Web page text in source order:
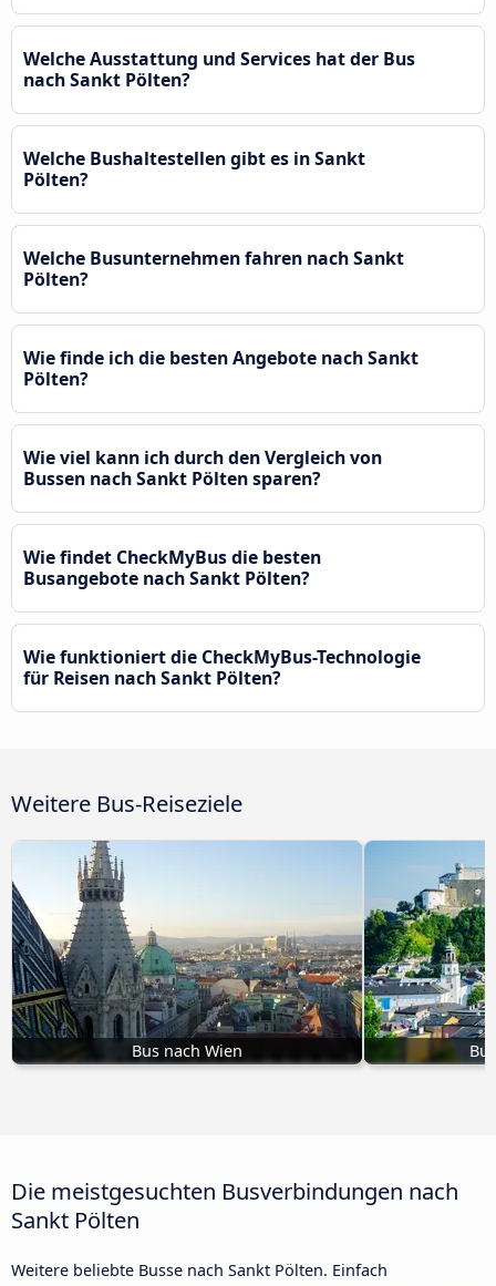
Welche Ausstattung und Services hat der Bus
nach Sankt Pölten?
Welche Bushaltestellen gibt es in Sankt
Pölten?
Welche Busunternehmen fahren nach Sankt
Pölten?
Wie finde ich die besten Angebote nach Sankt
Pölten?
Wie viel kann ich durch den Vergleich von
Bussen nach Sankt Pölten sparen?
Wie findet CheckMyBus die besten
Busangebote nach Sankt Pölten?
Wie funktioniert die CheckMyBus-Technologie
für Reisen nach Sankt Pölten?
Weitere Bus-Reiseziele
Bus nach Wien
Die meistgesuchten Busverbindungen nach
Sankt Pölten
Weitere beliebte Busse nach Sankt Pölten. Einfach